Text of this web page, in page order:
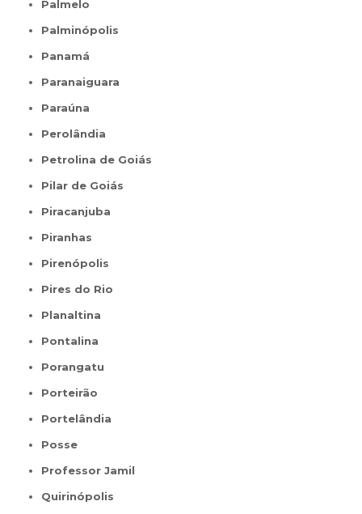
Palmelo
Palminópolis
Panamá
Paranaiguara
Paraúna
Perolândia
Petrolina de Goiás
Pilar de Goiás
Piracanjuba
Piranhas
Pirenópolis
Pires do Rio
Planaltina
Pontalina
Porangatu
Porteirão
Portelândia
Posse
Professor Jamil
Quirinópolis